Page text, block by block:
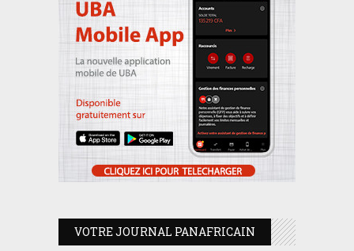
VOTRE JOURNAL PANAFRICAIN